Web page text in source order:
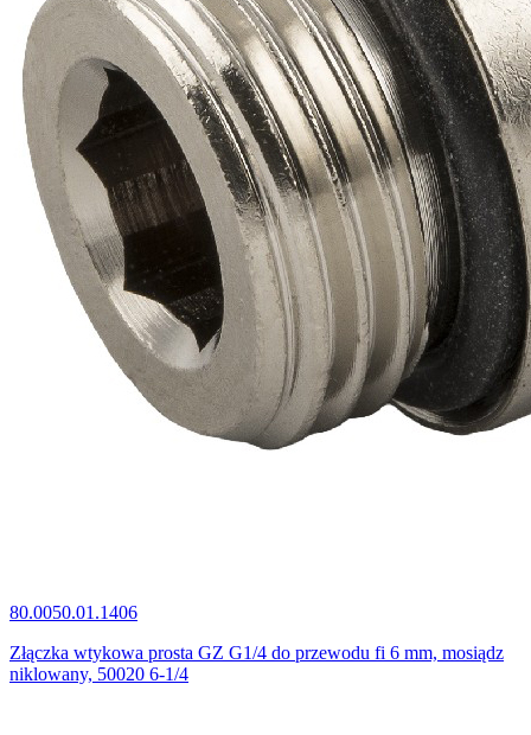
80.0050.01.1406
Złączka wtykowa prosta GZ G1/4 do przewodu fi 6 mm, mosiądz
niklowany, 50020 6-1/4